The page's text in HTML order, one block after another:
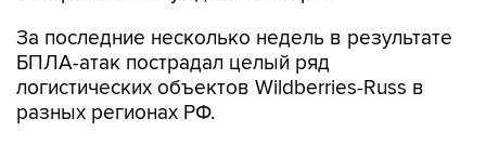
За последние несколько недель в результате
БПЛА-атак пострадал целый ряд
логистических объектов Wildberries-Russ в
разных регионах РФ.